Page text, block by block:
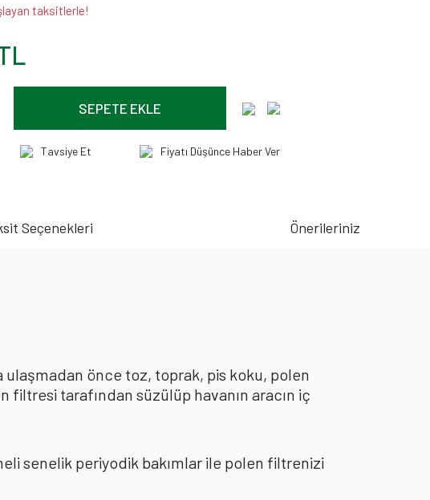
taksitlerle!
SEPETE EKLE
Tavsiye Et Fiyatı Düşünce Haber Ver
Seçenekleri Önerileriniz
ulaşmadan önce toz, toprak, pis koku, polen
filtresi tarafından süzülüp havanın aracın iç
senelik periyodik bakımlar ile polen filtrenizi